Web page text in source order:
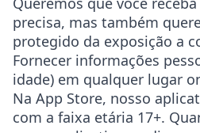
precisa, mas também
protegido da exposição a
Fornecer informações
idade) em qualquer lugar
Na App Store, nosso
com a faixa etária 17+.